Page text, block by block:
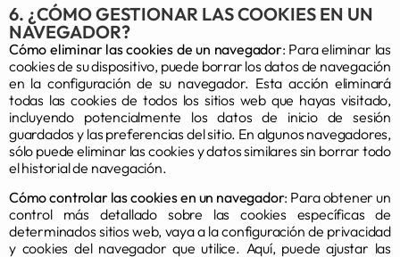
6. ¿CÓMO GESTIONAR LAS COOKIES EN UN
NAVEGADOR?
Cómo eliminar las cookies de un navegador: Para eliminar las
cookies de su dispositivo, puede borrar los datos de navegación
en la configuración de su navegador. Esta acción eliminará
todas las cookies de todos los sitios web que hayas visitado,
incluyendo potencialmente los datos de inicio de sesión
guardados y las preferencias del sitio. En algunos navegadores,
sólo puede eliminar las cookies y datos similares sin borrar todo
el historial de navegación.
Cómo controlar las cookies en un navegador: Para obtener un
control más detallado sobre las cookies específicas de
determinados sitios web, vaya a la configuración de privacidad
y cookies del navegador que utilice. Aquí, puede ajustar las